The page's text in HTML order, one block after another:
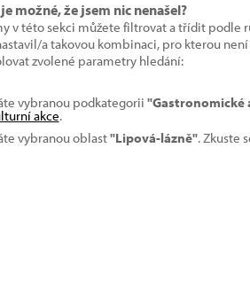
možné, že jsem nic nenašel?
v této sekci můžete filtrovat a třídit podle
a takovou kombinaci, pro kterou
zvolené parametry hledání:
vybranou podkategorii "Gastronomické
akce.
vybranou oblast"Lipová-lázně". Zkuste